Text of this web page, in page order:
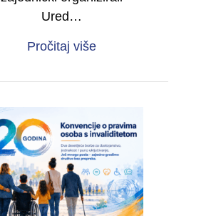
Ured…
Pročitaj višeabout IZVJEŠTAJ O